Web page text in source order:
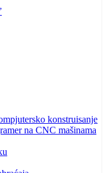
konstruisanje
na CNC mašinama